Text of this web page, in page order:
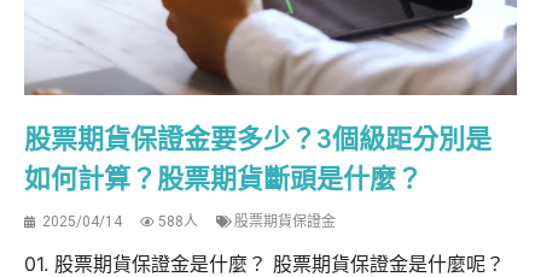
股票期貨保證金要多少？3個級距分別是
如何計算？股票期貨斷頭是什麼？
2025/04/14 588人 股票期貨保證金
01. 股票期貨保證金是什麼？ 股票期貨保證金是什麼呢？